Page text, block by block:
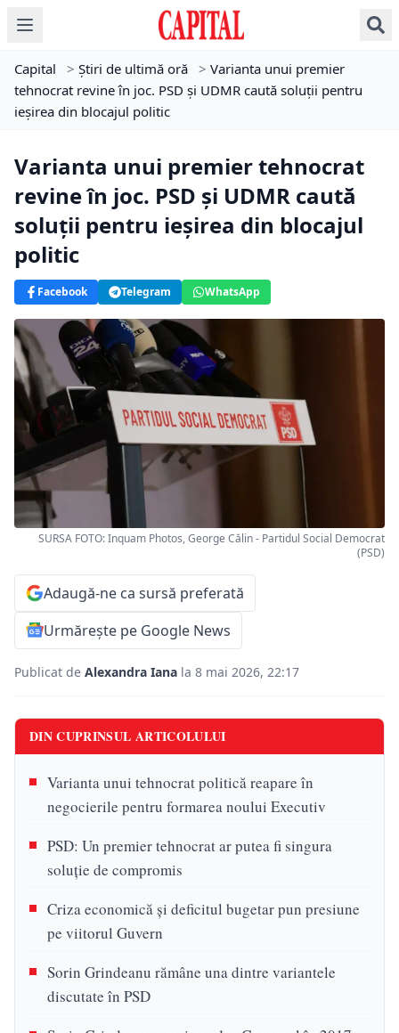
Capital > Știri de ultimă oră > Varianta unui premier
tehnocrat revine în joc. PSD și UDMR caută soluții pentru
ieșirea din blocajul politic
Varianta unui premier tehnocrat
revine în joc. PSD și UDMR caută
soluții pentru ieșirea din blocajul
politic
Facebook Telegram WhatsApp
SURSA FOTO: Inquam Photos, George Călin - Partidul Social Democrat
(PSD)
Adaugă-ne ca sursă preferată
Urmărește pe Google News
Publicat de Alexandra Iana la 8 mai 2026, 22:17
DIN CUPRINSUL ARTICOLULUI
Varianta unui tehnocrat politică reapare în
negocierile pentru formarea noului Executiv
PSD: Un premier tehnocrat ar putea fi singura
soluție de compromis
Criza economică și deficitul bugetar pun presiune
pe viitorul Guvern
Sorin Grindeanu rămâne una dintre variantele
discutate în PSD